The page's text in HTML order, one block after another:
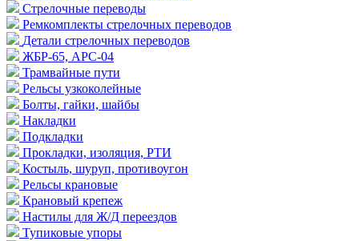
Стрелочные переводы
Ремкомплекты стрелочных переводов
Детали стрелочных переводов
ЖБР-65, АРС-04
Трамвайные пути
Рельсы узкоколейные
Болты, гайки, шайбы
Накладки
Подкладки
Прокладки, изоляция, РТИ
Костыль, шуруп, противоугон
Рельсы крановые
Крановый крепеж
Настилы для Ж/Д переездов
Тупиковые упоры